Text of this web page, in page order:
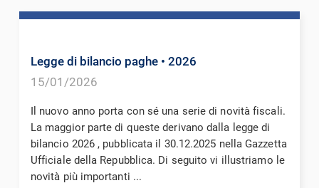
Legge di bilancio paghe • 2026
15/01/2026
Il nuovo anno porta con sé una serie di novità fiscali.
La maggior parte di queste derivano dalla legge di
bilancio 2026 , pubblicata il 30.12.2025 nella Gazzetta
Ufficiale della Repubblica. Di seguito vi illustriamo le
novità più importanti ...